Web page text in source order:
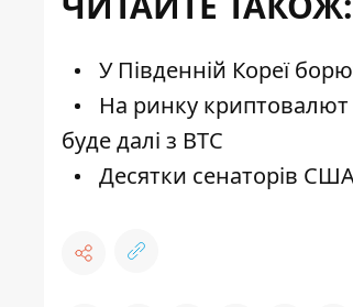
У Південній Кореї
На ринку криптовалют
буде далі з BTC
Десятки сенаторів